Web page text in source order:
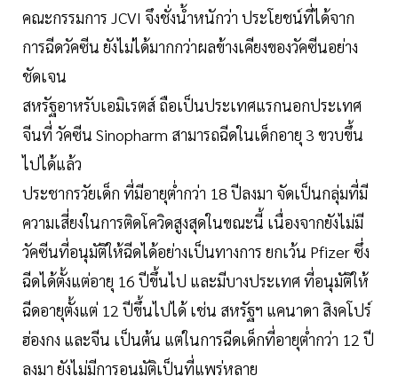
คณะกรรมการ JCVI จึงชั่งน้ำหนักว่า ประโยชน์ที่ได้จาก
การฉีดวัคซีน ยังไม่ได้มากกว่าผลข้างเคียงของวัคซีนอย่าง
ชัดเจน
สหรัฐอาหรับเอมิเรตส์ ถือเป็นประเทศแรกนอกประเทศ
จีนที่ วัคซีน Sinopharm สามารถฉีดในเด็กอายุ 3 ขวบขึ้น
ไปได้แล้ว
ประชากรวัยเด็ก ที่มีอายุต่ำกว่า 18 ปีลงมา จัดเป็นกลุ่มที่มี
ความเสี่ยงในการติดโควิดสูงสุดในขณะนี้ เนื่องจากยังไม่มี
วัคซีนที่อนุมัติให้ฉีดได้อย่างเป็นทางการ ยกเว้น Pfizer ซึ่ง
ฉีดได้ตั้งแต่อายุ 16 ปีขึ้นไป และมีบางประเทศ ที่อนุมัติให้
ฉีดอายุตั้งแต่ 12 ปีขึ้นไปได้ เช่น สหรัฐฯ แคนาดา สิงคโปร์
ฮ่องกง และจีน เป็นต้น แต่ในการฉีดเด็กที่อายุต่ำกว่า 12 ปี
ลงมา ยังไม่มีการอนุมัติเป็นที่แพร่หลาย